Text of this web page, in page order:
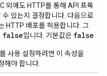
외에도 HTTP를 통해 API 프록
수 있는지 결정합니다. 다음으로
HTTP 배포를 허용합니다. 그
false입니다. 기본값은 false
사용 설정하려면 이 속성을
해야 합니다.